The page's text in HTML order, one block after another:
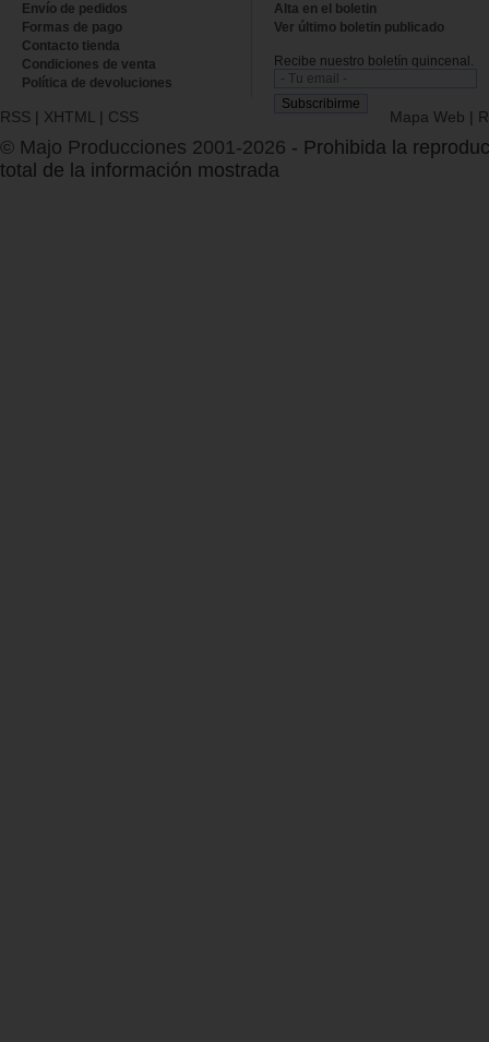
Envío de pedidos
Formas de pago
Contacto tienda
Condiciones de venta
Política de devoluciones
Alta en el boletin
Ver último boletin publicado
Recibe nuestro boletín quincenal.
RSS | XHTML | CSS Mapa Web |
© Majo Producciones 2001-2026 - Prohibida la
total de la información mostrada